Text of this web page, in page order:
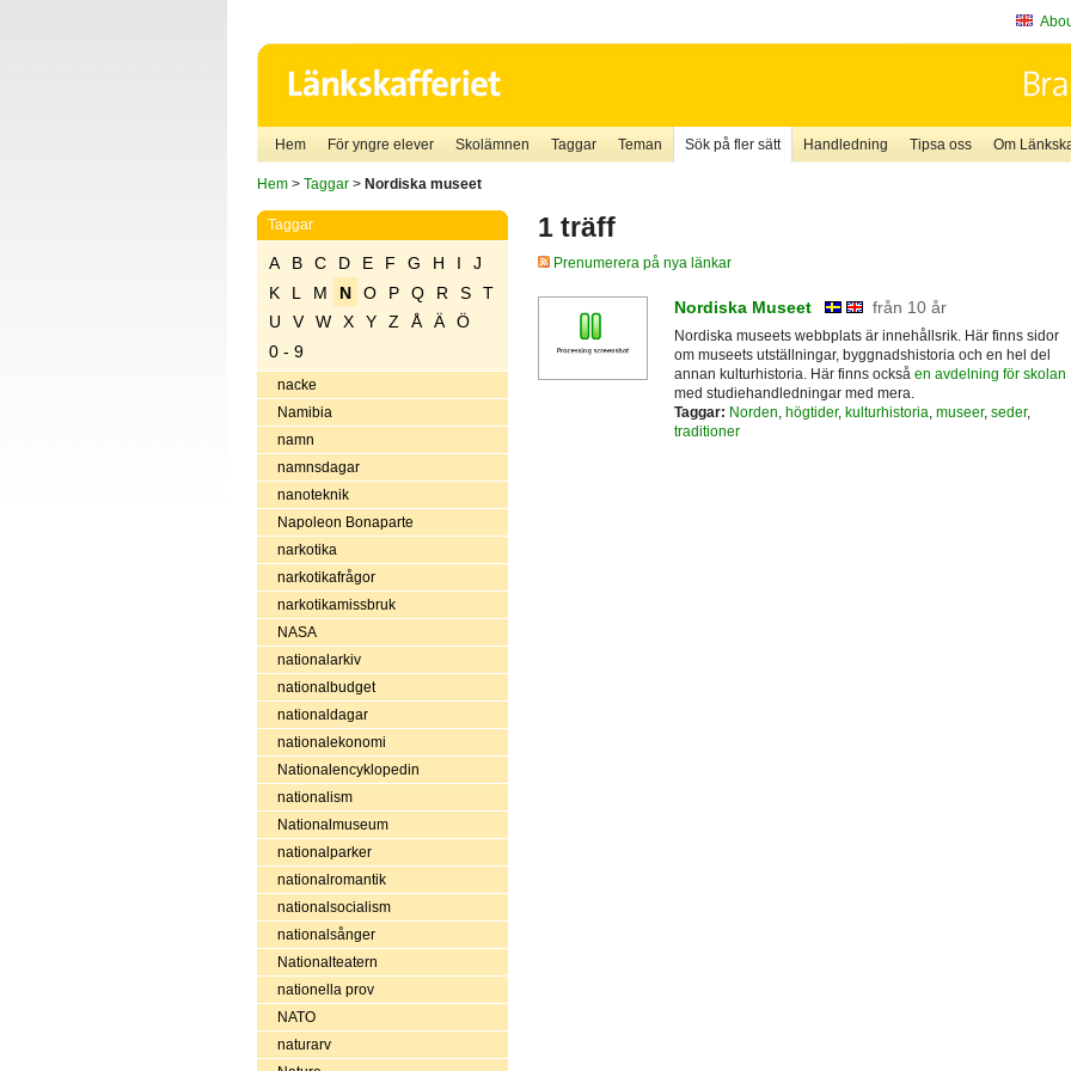
Hem För yngre elever Skolämnen Taggar Teman Sök på fler sätt Handledning Tipsa oss Om
Hem> Taggar> Nordiska museet
Taggar
A B C D E F G H I
J
K
L M N O P Q R S
T
U
V W X Y Z Å Ä
Ö
0 - 9
nacke
Namibia
namn
namnsdagar
nanoteknik
Napoleon Bonaparte
narkotika
narkotikafrågor
narkotikamissbruk
NASA
nationalarkiv
nationalbudget
nationaldagar
nationalekonomi
Nationalencyklopedin
nationalism
Nationalmuseum
nationalparker
nationalromantik
nationalsocialism
nationalsånger
Nationalteatern
nationella prov
NATO
naturarv
1 träff
Prenumerera på nya länkar
Nordiska Museet från 10 år
Nordiska museets webbplats är innehållsrik. Här finns sidor
om museets utställningar, byggnadshistoria och en hel del
annan kulturhistoria. Här finns också en avdelning för skolan
med studiehandledningar med mera.
Taggar: Norden högtider, kulturhistoria museer, seder,
traditioner